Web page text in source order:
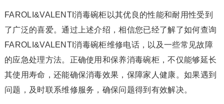
FAROLI&VALENTI消毒碗柜以其优良的性能和耐用性受到
了广泛的喜爱。通过上述介绍，相信您已经了解了如何查询
FAROLI&VALENTI消毒碗柜维修电话，以及一些常见故障
的应急处理方法。正确使用和保养消毒碗柜，不仅能够延长
其使用寿命，还能确保消毒效果，保障家人健康。如果遇到
问题，及时联系维修服务，确保问题得到有效解决。